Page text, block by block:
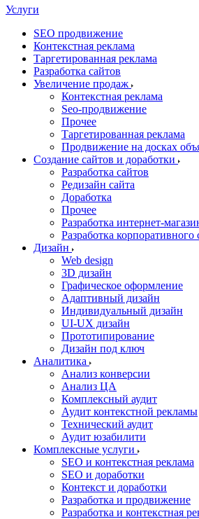
Услуги
SEO продвижение
Контекстная реклама
Таргетированная реклама
Разработка сайтов
Увеличение продаж
Контекстная реклама
Seo-продвижение
Прочее
Таргетированная реклама
Продвижение на досках
Создание сайтов и доработки
Разработка сайтов
Редизайн сайта
Доработка
Прочее
Разработка интернет-
Разработка корпоративного
Дизайн
Web design
3D дизайн
Графическое оформление
Адаптивный дизайн
Индивидуальный дизайн
UI‑UX дизайн
Прототипирование
Дизайн под ключ
Аналитика
Анализ конверсии
Анализ ЦА
Комплексный аудит
Аудит контекстной рекламы
Технический аудит
Аудит юзабилити
Комплексные услуги
SEO и контекстная реклама
SEO и доработки
Контекст и доработки
Разработка и продвижение
Разработка и контекстная